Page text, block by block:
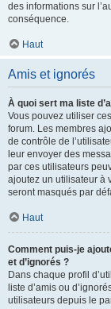
des informations sur
conséquence.
Haut
Amis et ignorés
À quoi sert ma liste
Vous pouvez utiliser
forum. Les membres
de contrôle de
leur envoyer des
par ces utilisateurs
ajoutez un utilisateur à
seront masqués par
Haut
Comment puis-je
et d’ignorés ?
Dans chaque profil
liste d’amis ou
utilisateurs depuis le